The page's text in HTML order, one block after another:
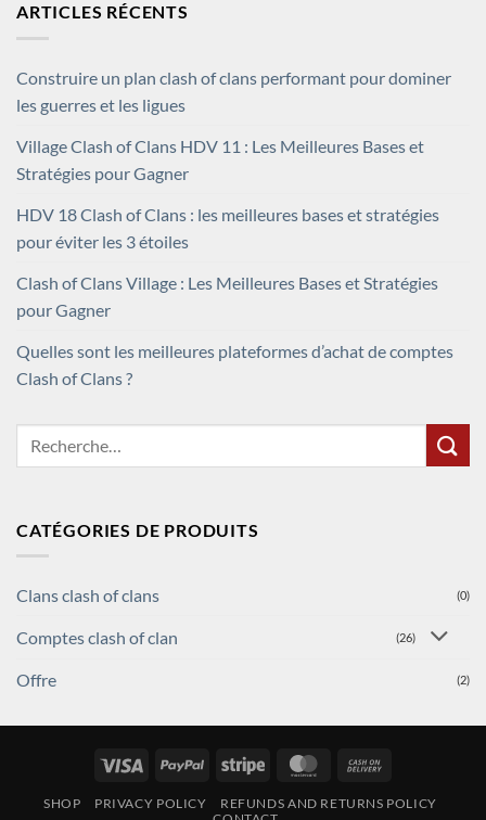
ARTICLES RÉCENTS
Construire un plan clash of clans performant pour dominer
les guerres et les ligues
Village Clash of Clans HDV 11 : Les Meilleures Bases et
Stratégies pour Gagner
HDV 18 Clash of Clans : les meilleures bases et stratégies
pour éviter les 3 étoiles
Clash of Clans Village : Les Meilleures Bases et Stratégies
pour Gagner
Quelles sont les meilleures plateformes d’achat de comptes
Clash of Clans ?
CATÉGORIES DE PRODUITS
Clans clash of clans (0)
Comptes clash of clan (26)
Offre (2)
Visa PayPal Stripe MasterCard
Delivery
SHOP PRIVACY POLICY
REFUNDS AND RETURNS POLICY